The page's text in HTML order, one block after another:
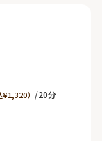
¥1,320） /20分